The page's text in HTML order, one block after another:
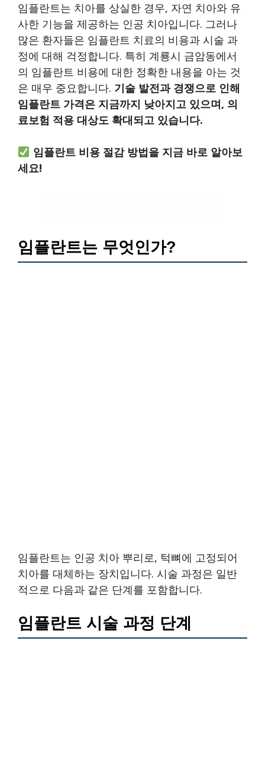
임플란트는 치아를 상실한 경우, 자연 치아와 유
사한 기능을 제공하는 인공 치아입니다. 그러나
많은 환자들은 임플란트 치료의 비용과 시술 과
정에 대해 걱정합니다. 특히 계룡시 금암동에서
의 임플란트 비용에 대한 정확한 내용을 아는 것
은 매우 중요합니다. 기술 발전과 경쟁으로 인해
임플란트 가격은 지금까지 낮아지고 있으며, 의
료보험 적용 대상도 확대되고 있습니다.
임플란트 비용 절감 방법을 지금 바로 알아보
세요!
임플란트는 무엇인가?
임플란트는 인공 치아 뿌리로, 턱뼈에 고정되어
치아를 대체하는 장치입니다. 시술 과정은 일반
적으로 다음과 같은 단계를 포함합니다.
임플란트 시술 과정 단계